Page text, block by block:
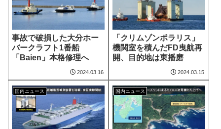
事故で破損した大分ホー
バークラフト1番船
「Baien」本格修理へ
2024.03.16
「クリムゾンポラリス」
機関室を積んだFD曳航再
開、目的地は東播磨
2024.03.15
国内ニュース 国内ニュース